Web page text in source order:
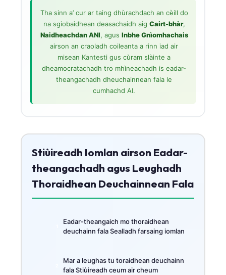
Tha sinn a’ cur ar taing dhùrachdach an cèill do
na sgiobaidhean deasachaidh aig Cairt-bhàr,
Naidheachdan ANI, agus Inbhe Gnìomhachais
airson an craoladh coileanta a rinn iad air
misean Kantesti gus cùram slàinte a
dheamocratachadh tro mhìneachadh is eadar-
theangachadh dheuchainnean fala le
cumhachd AI.
Stiùireadh Iomlan airson Eadar-
theangachadh agus Leughadh
Thoraidhean Deuchainnean Fala
Eadar-theangaich mo thoraidhean
deuchainn fala Sealladh farsaing iomlan
Mar a leughas tu toraidhean deuchainn
fala Stiùireadh ceum air cheum